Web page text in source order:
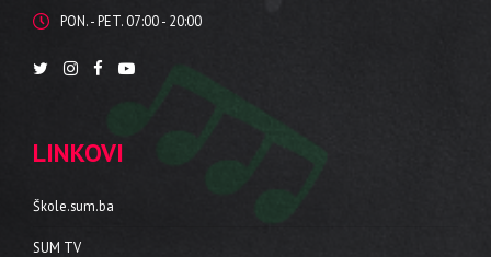
PON. - PET. 07:00 - 20:00
LINKOVI
Škole.sum.ba
SUM TV